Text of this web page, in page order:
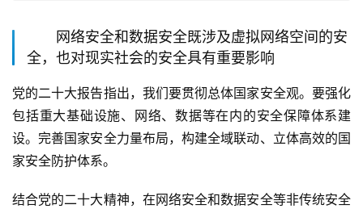
网络安全和数据安全既涉及虚拟网络空间的安
全，也对现实社会的安全具有重要影响
党的二十大报告指出，我们要贯彻总体国家安全观。要强化
包括重大基础设施、网络、数据等在内的安全保障体系建
设。完善国家安全力量布局，构建全域联动、立体高效的国
家安全防护体系。
结合党的二十大精神，在网络安全和数据安全等非传统安全